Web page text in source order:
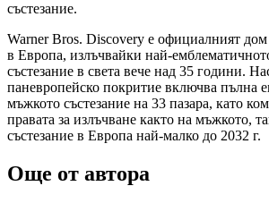
състезание.
Warner Bros. Discovery е официалният
в Европа, излъчвайки най-
състезание в света вече над 35 години.
паневропейско покритие включва пълна
мъжкото състезание на 33 пазара, като
правата за излъчване както на мъжкото,
състезание в Европа най-малко до 2032 г.
Още от автора